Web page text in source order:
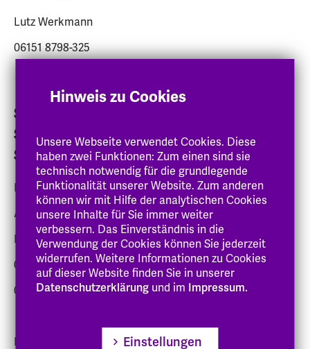
Lutz Werkmann
06151 8798-325
Sachbearbeiter:innen für die
Studienstandorte Darmstadt und
Schwalmstadt-Treysa
Bachelor- und Masterstudiengang Soziale Arbeit
Anette Schulteß
Felix Scherrer
06151 8798-57
06151 8798-548
Bachelorstudiengang Bildung, Erziehung und
Hinweis zu Cookies
Unsere Webseite verwendet Cookies. Diese
haben zwei Funktionen: Zum einen sind sie
technisch notwendig für die grundlegende
Funktionalität unserer Website. Zum anderen
können wir mit Hilfe der analytischen Cookies
unsere Inhalte für Sie immer weiter
verbessern. Das Einverständnis in die
Verwendung der Cookies können Sie jederzeit
widerrufen. Weitere Informationen zu Cookies
auf dieser Website finden Sie in unserer
Datenschutzerklärung und im Impressum.
Einstellungen